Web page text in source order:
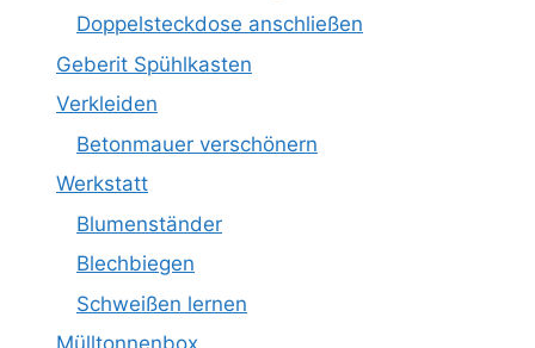
Doppelsteckdose anschließen
Geberit Spühlkasten
Verkleiden
Betonmauer verschönern
Werkstatt
Blumenständer
Blechbiegen
Schweißen lernen